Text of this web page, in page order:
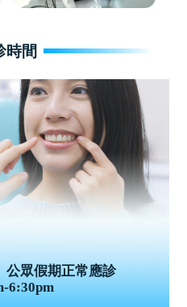
時間
公眾假期正常應診
6:30pm